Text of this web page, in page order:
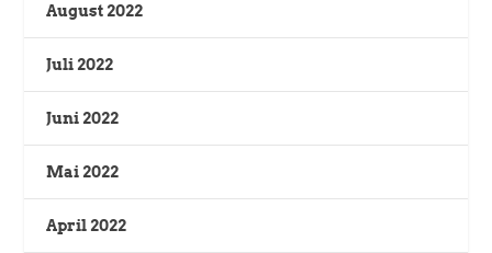
August 2022
Juli 2022
Juni 2022
Mai 2022
April 2022